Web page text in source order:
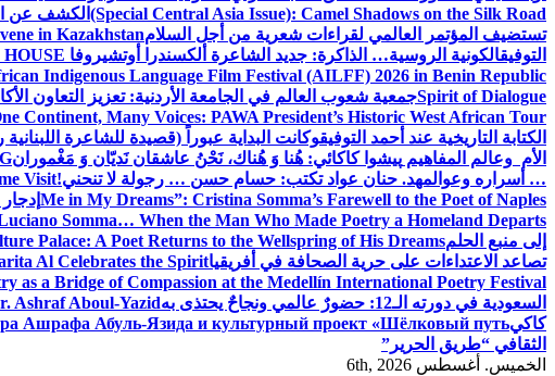
(Special Central Asia Issue): Camel Shadows on the Silk Road الكشف عن
تستضيف المؤتمر العالمي لقراءات شعرية من أجل السلامin Kazakhstan
التوفيقالكونية الروسية… الذاكرة: جديد الشاعرة ألكسندرا أوتشيروفا
Indigenous Language Film Festival (AILFF) 2026 in Benin Republic.
Spirit of Dialogueجمعية شعوب العالم في الجامعة الأردنية: تعزيز التعاون
Continent, Many Voices: PAWA President’s Historic West African Tour
الكتابة التاريخية عند أحمد التوفيقوكانت البداية عبوراً (قصيدة للشاعرة اللبنانية
الأم وعالم المفاهيم پیشوا کاکائي: هُنا وَ هُناك، نَحْنُ عاشقان نَديّان وَ مَغْموران
… أسراره وعوالمهد. حنان عواد تكتب: حسام حسن … رجولة لا تنحني!Visit
Me in My Dreams”: Cristina Somma’s Farewell to the Poet of Naples
Somma… When the Man Who Made Poetry a Homeland Departs
إلى منبع الحلمPalace: A Poet Returns to the Wellspring of His Dreams
تصاعد الاعتداءات على حرية الصحافة في أفريقياAl Celebrates the Spirit
as a Bridge of Compassion at the Medellín International Poetry Festival
السعودية في دورته الـ12: حضورٌ عالمي ونجاحٌ يحتذى به
Ashraf Aboul-Yazid
كاكيАшрафа Абуль-Язида и культурный проект «Шёлковый путь»
الثقافي “طريق الحرير”
الخميس. أغسطس 6th, 2026